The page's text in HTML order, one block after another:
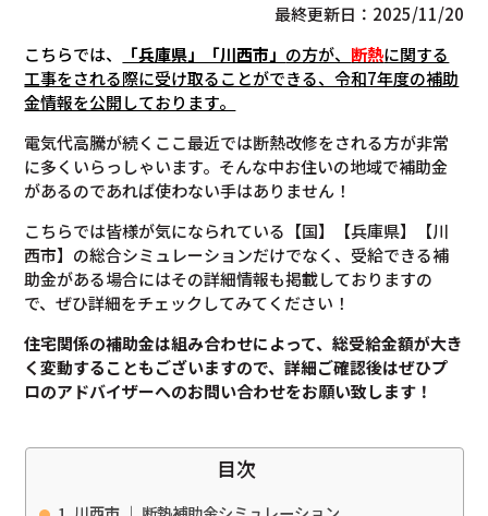
最終更新日：2025/11/20
こちらでは、
「兵庫県」「川西市」 の方が、 断熱に関する
工事をされる際に受け取ることができる、令和7年度の補助
金情報を公開しております。
電気代高騰が続くここ最近では断熱改修をされる方が非常
に多くいらっしゃいます。そんな中お住いの地域で補助金
があるのであれば使わない手はありません！
こちらでは皆様が気になられている【国】【兵庫県】【川
西市】の総合シミュレーションだけでなく、受給できる補
助金がある場合にはその詳細情報も掲載しておりますの
で、ぜひ詳細をチェックしてみてください！
住宅関係の補助金は組み合わせによって、総受給金額が大き
く変動することもございますので、詳細ご確認後はぜひプ
ロのアドバイザーへのお問い合わせをお願い致します！
目次